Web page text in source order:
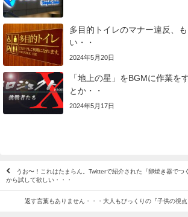
多目的トイレのマナー違反、
い・・
2024年5月20日
「地上の星」をBGMに作業を
とか・・
2024年5月17日
うお〜！これはたまらん。Twitterで紹介された『卵焼き器でつ
から試して欲しい・・・
返す言葉もありません・・・大人もびっくりの『子供の視